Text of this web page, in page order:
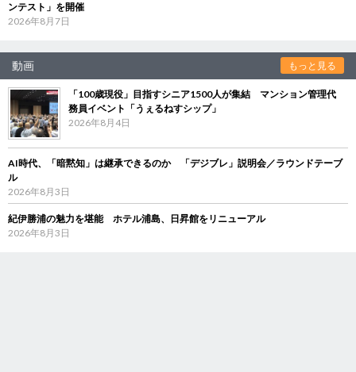
ンテスト」を開催
2026年8月7日
動画 もっと見る
「100歳現役」目指すシニア1500人が集結 マンション管理代
務員イベント「うぇるねすシップ」
2026年8月4日
AI時代、「暗黙知」は継承できるのか 「デジブレ」説明会／ラウンドテーブ
ル
2026年8月3日
紀伊勝浦の魅力を堪能 ホテル浦島、日昇館をリニューアル
2026年8月3日